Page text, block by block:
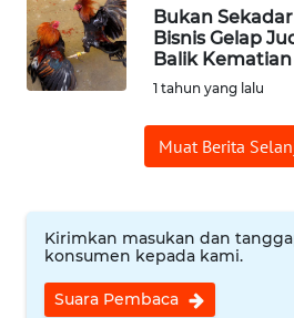
Bukan
Bisnis Gelap
Balik Kematian
1 tahun yang lalu
Muat Berita
Kirimkan masukan dan
konsumen kepada kami.
Suara Pembaca
WN
BINJAI
WN
KUNINGAN